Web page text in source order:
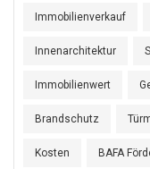
Immobilienverkauf
Innenarchitektur
Immobilienwert
Brandschutz
Kosten BAFA